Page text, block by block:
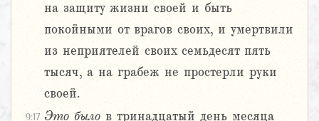
на защиту жизни своей и быть
покойными от врагов своих, и умертвили
из неприятелей своих семьдесят пять
тысяч, а на грабеж не простерли руки
своей.
9:17 Это было в тринадцатый день месяца